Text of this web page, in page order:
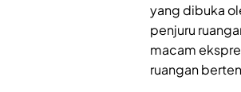
yang dibuka
penjuru
macam
ruangan